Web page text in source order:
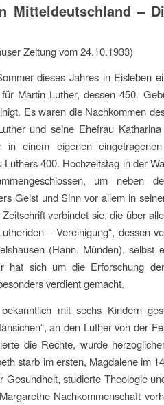
Mitteldeutschland –
Zeitung vom 24.10.1933)
dieses Jahres in Eisleben
Martin Luther, dessen 450.
Es waren die Nachkommen
und seine Ehefrau
in einem eigenen
Luthers 400. Hochzeitstag in der
um neben
Geist und Sinn vor allem in
verbindet sie, die über
– Vereinigung“, dessen
(Hann. Münden), selbst
hat sich um die Erforschung
verdient gemacht.
mit sechs Kindern
an den Luther von der
die Rechte, wurde
starb im ersten, Magdalene im
Gesundheit, studierte Theologie
Nachkommenschaft